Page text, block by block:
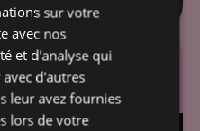
l'édition
2025
sur votre
avec nos
et d'analyse qui
d'autres
leur avez fournies
lors de votre